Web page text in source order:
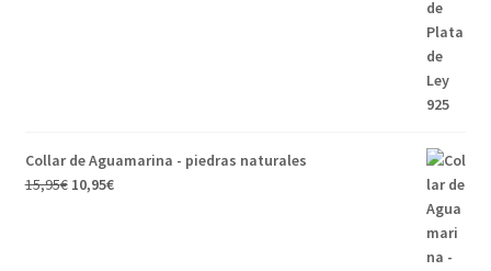
Collar de Aguamarina - piedras naturales
15,95€ 10,95€